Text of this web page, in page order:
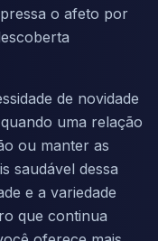
o afeto por
de novidade
uma relação
ou manter as
saudável dessa
e a variedade
que continua